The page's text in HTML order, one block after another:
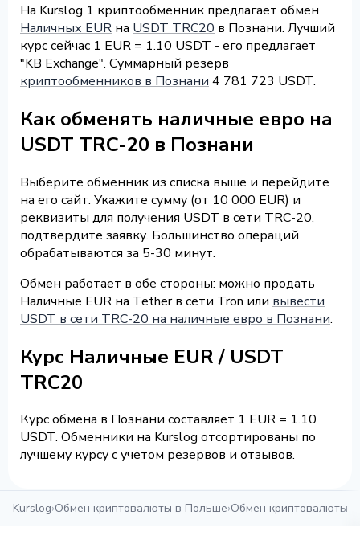
На Kurslog 1 криптообменник предлагает обмен
Наличных EUR на USDT TRC20 в Познани. Лучший
курс сейчас 1 EUR = 1.10 USDT - его предлагает
"KB Exchange". Суммарный резерв
криптообменников в Познани 4 781 723 USDT.
Как обменять наличные евро на
USDT TRC-20 в Познани
Выберите обменник из списка выше и перейдите
на его сайт. Укажите сумму (от 10 000 EUR) и
реквизиты для получения USDT в сети TRC-20,
подтвердите заявку. Большинство операций
обрабатываются за 5-30 минут.
Обмен работает в обе стороны: можно продать
Наличные EUR на Tether в сети Tron или вывести
USDT в сети TRC-20 на наличные евро в Познани.
Курс Наличные EUR / USDT
TRC20
Курс обмена в Познани составляет 1 EUR = 1.10
USDT. Обменники на Kurslog отсортированы по
лучшему курсу с учетом резервов и отзывов.
Kurslog›Обмен криптовалюты в Польше›Обмен криптовалюты